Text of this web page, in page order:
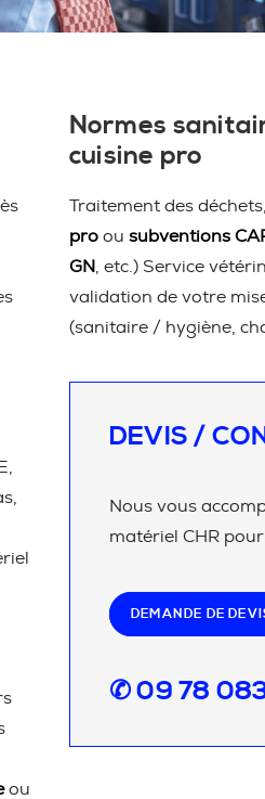
ou
Normes
cuisine pro
Traitement des déchets,
pro ou subventions
GN
, etc.) Service
validation de votre
(sanitaire / hygiène,
DEVIS /
Nous vous
matériel CHR
DEMANDE DE
✆ 09 78